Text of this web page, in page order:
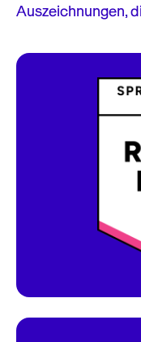
Auszeichnungen,
Nutzern